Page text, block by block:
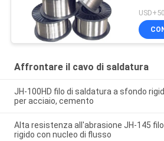
Affrontare il cavo di saldatura
JH-100HD filo di saldatura a sfondo
per acciaio, cemento
Alta resistenza all'abrasione JH-145
rigido con nucleo di flusso